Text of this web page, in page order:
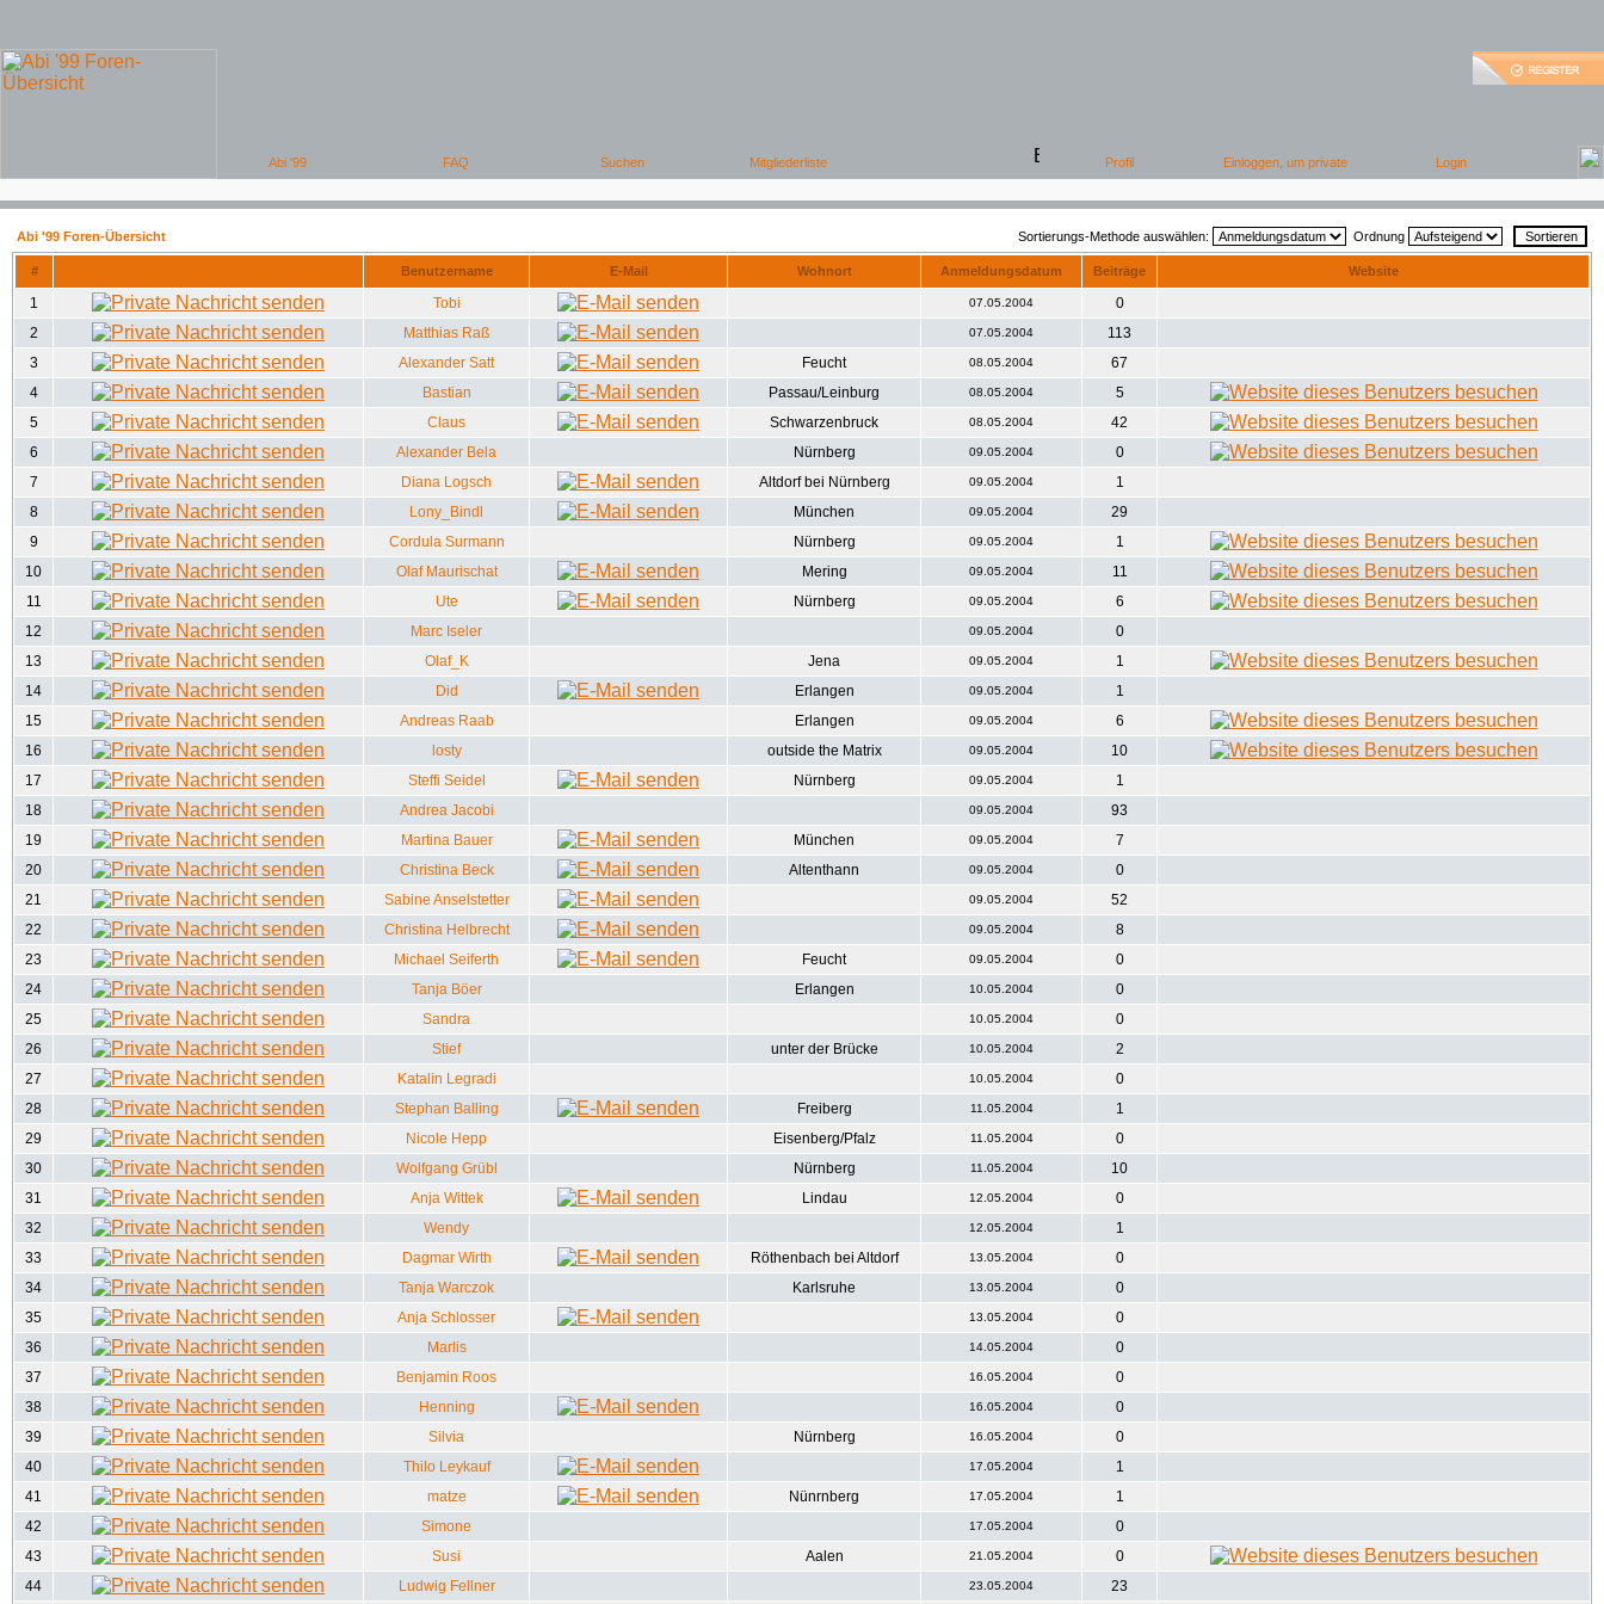
Abi '99 Foren-Übersicht Sortierungs-Methode auswählen: Ordnung
# Benutzername E-Mail Wohnort Anmeldungsdatum Beiträge Website
1 Tobi 07.05.2004
0
2
Matthias Raß 07.05.2004
113
3
Alexander Satt Feucht 08.05.2004
67
4
Bastian Passau/Leinburg 08.05.2004
5
5
Claus Schwarzenbruck 08.05.2004
42
6
Alexander Bela Nürnberg 09.05.2004
0
7
Diana Logsch Altdorf bei Nürnberg 09.05.2004
1
8
Lony_Bindl München 09.05.2004
29
9
Cordula Surmann Nürnberg 09.05.2004
1
10
Olaf Maurischat Mering 09.05.2004
11
11
Ute Nürnberg 09.05.2004
6
12
Marc Iseler 09.05.2004
0
13
Olaf_K Jena 09.05.2004
1
14
Did Erlangen 09.05.2004
1
15
Andreas Raab Erlangen 09.05.2004
6
16
losty outside the Matrix 09.05.2004
10
17
Steffi Seidel Nürnberg 09.05.2004
1
18
Andrea Jacobi 09.05.2004
93
19
Martina Bauer München 09.05.2004
7
20
Christina Beck Altenthann 09.05.2004
0
21
Sabine Anselstetter 09.05.2004
52
22
Christina Helbrecht 09.05.2004
8
23
Michael Seiferth Feucht 09.05.2004
0
24
Tanja Böer Erlangen 10.05.2004
0
25
Sandra 10.05.2004
0
26
Stief unter der Brücke 10.05.2004
2
27
Katalin Legradi 10.05.2004
0
28
Stephan Balling Freiberg 11.05.2004
1
29
Nicole Hepp Eisenberg/Pfalz 11.05.2004
0
30
Wolfgang Grübl Nürnberg 11.05.2004
10
31
Anja Wittek Lindau 12.05.2004
0
32
Wendy 12.05.2004
1
33
Dagmar Wirth Röthenbach bei Altdorf 13.05.2004
0
34
Tanja Warczok Karlsruhe 13.05.2004
0
35
Anja Schlosser 13.05.2004
0
36
Marlis 14.05.2004
0
37
Benjamin Roos 16.05.2004
0
38
Henning 16.05.2004
0
39
Silvia Nürnberg 16.05.2004
0
40
Thilo Leykauf 17.05.2004
1
41
matze Nünrnberg 17.05.2004
1
42
Simone 17.05.2004
0
43
Susi Aalen 21.05.2004
0
44
Ludwig Fellner 23.05.2004 23